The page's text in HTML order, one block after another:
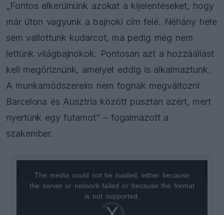
„Fontos elkerülnünk azokat a kijelentéseket, hogy
már úton vagyunk a bajnoki cím felé. Néhány hete
sem vallottunk kudarcot, ma pedig még nem
lettünk világbajnokok. Pontosan azt a hozzáállást
kell megőriznünk, amelyet eddig is alkalmaztunk.
A munkamódszereim nem fognak megváltozni
Barcelona és Ausztria között pusztán azért, mert
nyertünk egy futamot” – fogalmazott a
szakember.
Video
Player
The media could not be loaded, either because
the server or network failed or because the format
is not supported.